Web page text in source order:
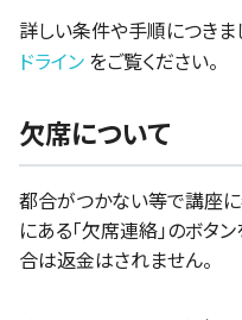
詳しい条件や手順につきま
ドライン をご覧ください。
欠席について
都合がつかない等で講座
にある「欠席連絡」のボタ
合は返金はされません。